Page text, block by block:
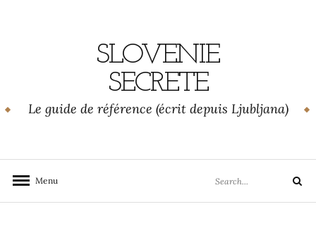
SLOVENIE
SECRETE
Le guide de référence (écrit depuis Ljubljana)
Menu
for:
Search